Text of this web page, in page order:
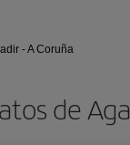
- A Coruña
de